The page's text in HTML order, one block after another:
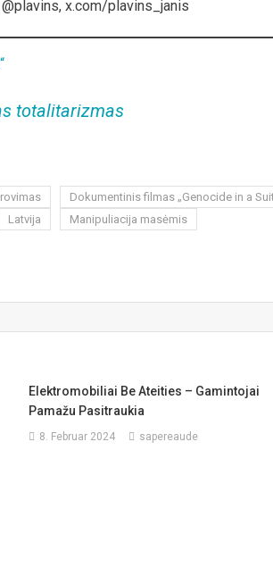
x.com/plavins_janis
totalitarizmas
Dokumentinis filmas „Genocide in a
Latvija Manipuliacija masėmis
Elektromobiliai Be Ateities – Gamintojai
Pamažu Pasitraukia
8. Februar 2024 sapereaude